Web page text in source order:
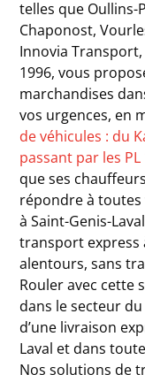
telles que Oullins-
Chaponost,
Innovia Transport,
1996, vous
marchandises
vos urgences, en
de véhicules : du
passant par les
que ses
répondre à
à Saint-Genis-
transport express
alentours, sans
Rouler avec cette
dans le secteur
d’une livraison
Laval et dans
Nos solutions de